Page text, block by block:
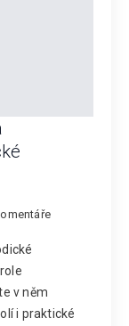
v něm
i praktické